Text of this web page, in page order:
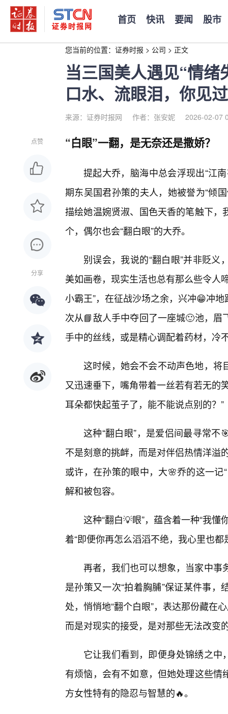
首页 快讯 要闻 股市
您当前的位置： 证券时报 > 公司 > 正文
当三国美人遇见“情
口水、流眼泪，你见
来源：证券时报网 作者：张安妮 2026-02-07
点赞
分享
“白眼”一翻，是无奈还是撒娇？
提起大乔，脑海中总会浮现出“江
期东吴国君孙策的夫人，她被誉为“倾
描绘她温婉贤淑、国色天香的笔触下
个，偶尔也会“翻白眼”的大乔。
别误会，我说的“翻白眼”并非贬
美如画卷，现实生活也总有那么些令人
小霸王”，在征战沙场之余，兴冲😁冲
次从📘敌人手中夺回了一座城🙂池，
手中的丝线，或是精心调配着药材，冷
这时候，她会不会不动声色地，将
又迅速垂下，嘴角带着一丝若有若无的
耳朵都快起茧子了，能不能说点别的？”
这种“翻白眼”，是爱侣间最寻常
不是刻意的挑衅，而是对伴侣热情洋溢
或许，在孙策的眼中，大🌸乔的这一
解和被包容。
这种“翻白💡眼”，蕴含着一种“我
着“即便你再怎么滔滔不绝，我心里也都
再者，我们也可以想象，当家中事
是孙策又一次“拍着胸脯”保证某件事
处，悄悄地“翻个白眼”，表达那份藏在
而是对现实的接受，是对那些无法改变
它让我们看到，即便身处锦绣之
有烦恼，会有不如意，但她处理这些
方女性特有的隐忍与智慧的🔥。